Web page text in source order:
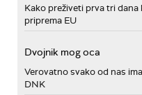
Kako preživeti prva tri
priprema EU
Dvojnik mog oca
Verovatno svako od nas
DNK